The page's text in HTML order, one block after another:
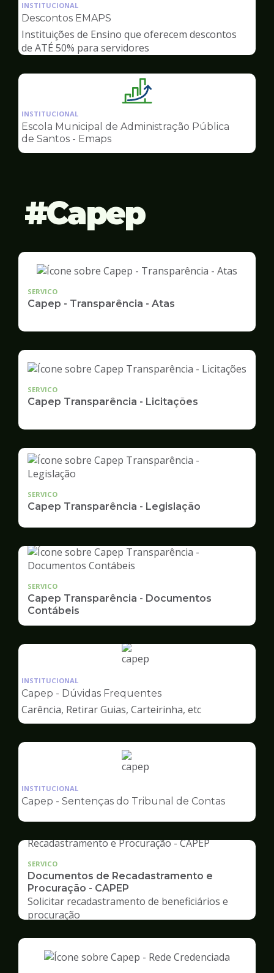
Gestão
INSTITUCIONAL
Descontos EMAPS
Instituições de Ensino que oferecem descontos
de ATÉ 50% para servidores
Ilustração
pagina
Gestão
INSTITUCIONAL
Escola Municipal de Administração Pública
de Santos - Emaps
Capep
SERVICO
Capep - Transparência - Atas
SERVICO
Capep Transparência - Licitações
SERVICO
Capep Transparência - Legislação
SERVICO
Capep Transparência - Documentos
Contábeis
Ilustração
pagina
de
Capep
INSTITUCIONAL
Capep - Dúvidas Frequentes
Carência, Retirar Guias, Carteirinha, etc
Ilustração
pagina
Capep
INSTITUCIONAL
Capep - Sentenças do Tribunal de Contas
SERVICO
Documentos de Recadastramento e
Procuração - CAPEP
Solicitar recadastramento de beneficiários e
procuração